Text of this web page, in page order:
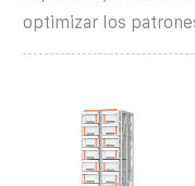
optimizar los